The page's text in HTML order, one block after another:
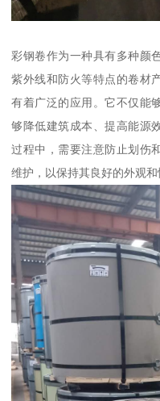
彩钢卷作为一种具有多种颜
紫外线和防火等特点的卷材
有着广泛的应用。它不仅能
够降低建筑成本、提高能源
过程中，需要注意防止划伤
维护，以保持其良好的外观和